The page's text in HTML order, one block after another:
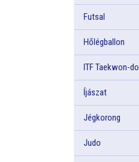
Futsal
Hőlégballon
ITF Taekwon-do
Íjászat
Jégkorong
Judo